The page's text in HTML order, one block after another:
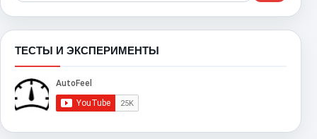
ТЕСТЫ И ЭКСПЕРИМЕНТЫ